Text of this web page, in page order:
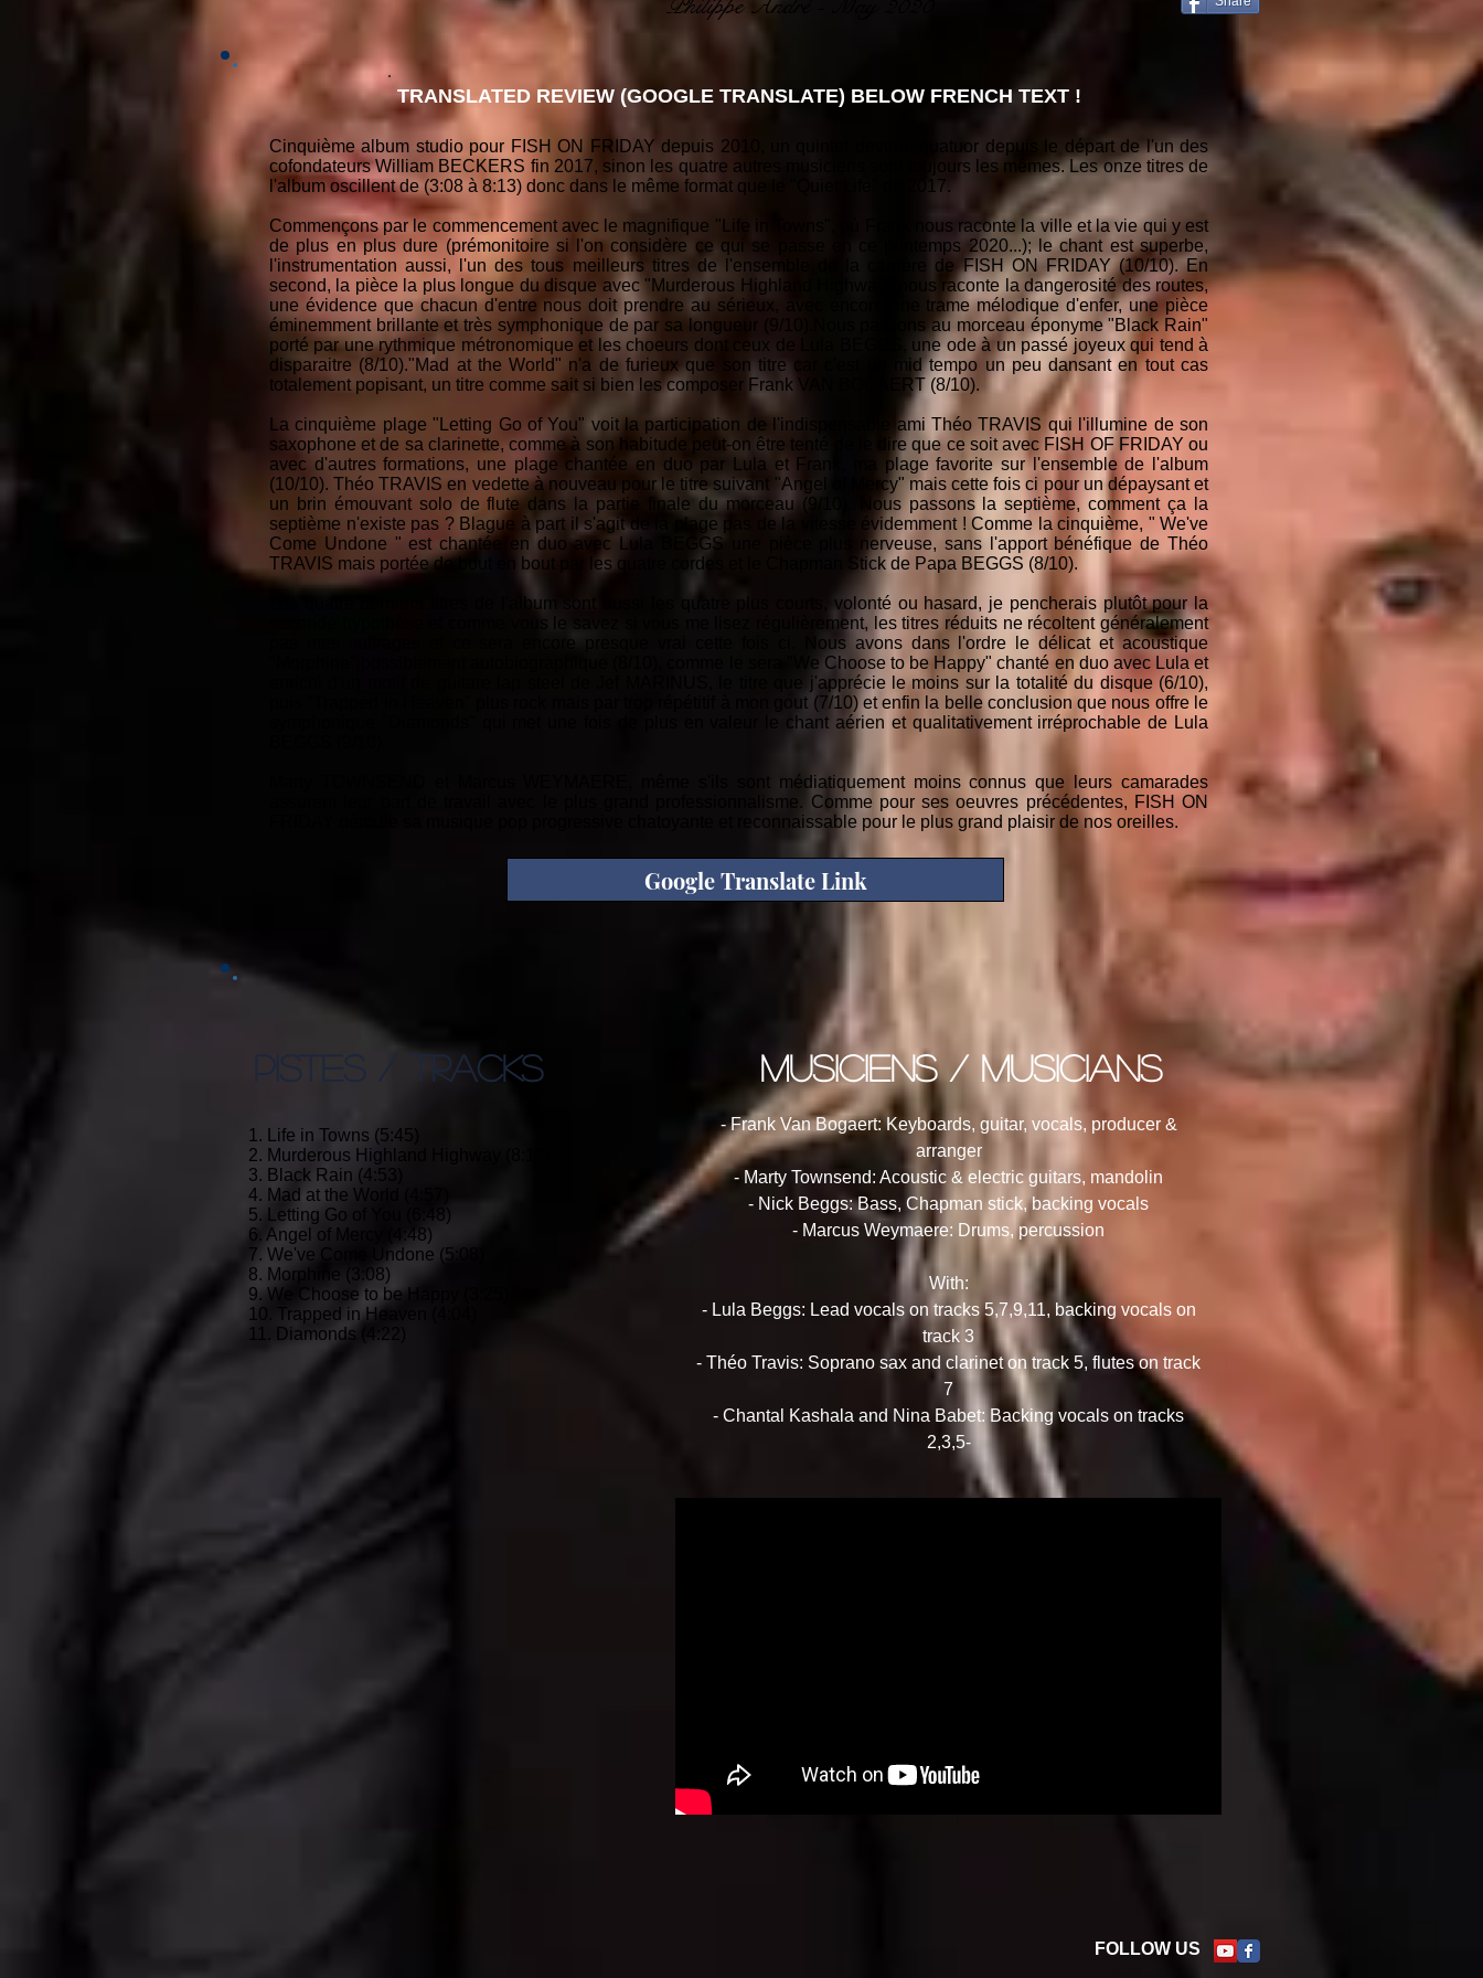
TRANSLATED REVIEW (GOOGLE TRANSLATE) BELOW FRENCH TEXT !
Cinquième album studio pour FISH ON FRIDAY depuis 2010, un quintet devenu quatuor depuis le départ de l'un des
cofondateurs William BECKERS fin 2017, sinon les quatre autres musiciens sont toujours les mêmes. Les onze titres de
l'album oscillent de (3:08 à 8:13) donc dans le même format que le "Quiet Life" de 2017.
Commençons par le commencement avec le magnifique "Life in Towns", où Frank nous raconte la ville et la vie qui y est
de plus en plus dure (prémonitoire si l'on considère ce qui se passe en ce printemps 2020...); le chant est superbe,
l'instrumentation aussi, l'un des tous meilleurs titres de l'ensemble de la carrière de FISH ON FRIDAY (10/10). En
second, la pièce la plus longue du disque avec "Murderous Highland Highway" nous raconte la dangerosité des routes,
une évidence que chacun d'entre nous doit prendre au sérieux, avec encore une trame mélodique d'enfer, une pièce
éminemment brillante et très symphonique de par sa longueur (9/10).Nous passons au morceau éponyme "Black Rain"
porté par une rythmique métronomique et les choeurs dont ceux de Lula BEGGS, une ode à un passé joyeux qui tend à
disparaitre (8/10)."Mad at the World" n'a de furieux que son titre car c'est un mid tempo un peu dansant en tout cas
totalement popisant, un titre comme sait si bien les composer Frank VAN BOGAERT (8/10).
La cinquième plage "Letting Go of You" voit la participation de l'indispensable ami Théo TRAVIS qui l'illumine de son
saxophone et de sa clarinette, comme à son habitude peut-on être tenté de le dire que ce soit avec FISH OF FRIDAY ou
avec d'autres formations, une plage chantée en duo par Lula et Frank, ma plage favorite sur l'ensemble de l'album
(10/10). Théo TRAVIS en vedette à nouveau pour le titre suivant "Angel of Mercy" mais cette fois ci pour un dépaysant et
un brin émouvant solo de flute dans la partie finale du morceau (9/10). Nous passons la septième, comment ça la
septième n'existe pas ? Blague à part il s'agit de la plage pas de la vitesse évidemment ! Comme la cinquième, " We've
Come Undone " est chantée en duo avec Lula BEGGS une pièce plus nerveuse, sans l'apport bénéfique de Théo
TRAVIS mais portée de bout en bout par les quatre cordes et le Chapman Stick de Papa BEGGS (8/10).
Les quatre derniers titres de l'album sont aussi les quatre plus courts, volonté ou hasard, je pencherais plutôt pour la
seconde hypothèse et comme vous le savez si vous me lisez régulièrement, les titres réduits ne récoltent généralement
pas mes suffrages et ce sera encore presque vrai cette fois ci. Nous avons dans l'ordre le délicat et acoustique
"Morphine" possiblement autobiographique (8/10), comme le sera "We Choose to be Happy" chanté en duo avec Lula et
enrichi d'un motif de guitare lap steel de Jef MARINUS, le titre que j'apprécie le moins sur la totalité du disque (6/10),
puis "Trapped in Heaven" plus rock mais par trop répétitif à mon gout (7/10) et enfin la belle conclusion que nous offre le
symphonique "Diamonds" qui met une fois de plus en valeur le chant aérien et qualitativement irréprochable de Lula
Marty TOWNSEND et Marcus WEYMAERE, même s'ils sont médiatiquement moins connus que leurs camarades
assurent leur part de travail avec le plus grand professionnalisme. Comme pour ses oeuvres précédentes, FISH ON
FRIDAY déroule sa musique pop progressive chatoyante et reconnaissable pour le plus grand plaisir de nos oreilles.
Google Translate Link
1. Life in Towns (5:45)
2. Murderous Highland Highway (8:13)
3. Black Rain (4:53)
4. Mad at the World (4:57)
5. Letting Go of You (6:48)
6. Angel of Mercy (4:48)
7. We've Come Undone (5:08)
8. Morphine (3:08)
9. We Choose to be Happy (3:25)
10. Trapped in Heaven (4:04)
11. Diamonds (4:22)
PISTES / TRACKS musiciens / musicians
- Frank Van Bogaert: Keyboards, guitar, vocals, producer &
arranger
- Marty Townsend: Acoustic & electric guitars, mandolin
- Nick Beggs: Bass, Chapman stick, backing vocals
- Marcus Weymaere: Drums, percussion
With:
- Lula Beggs: Lead vocals on tracks 5,7,9,11, backing vocals on
track 3
- Théo Travis: Soprano sax and clarinet on track 5, flutes on track
7
- Chantal Kashala and Nina Babet: Backing vocals on tracks
2,3,5-
FOLLOW US